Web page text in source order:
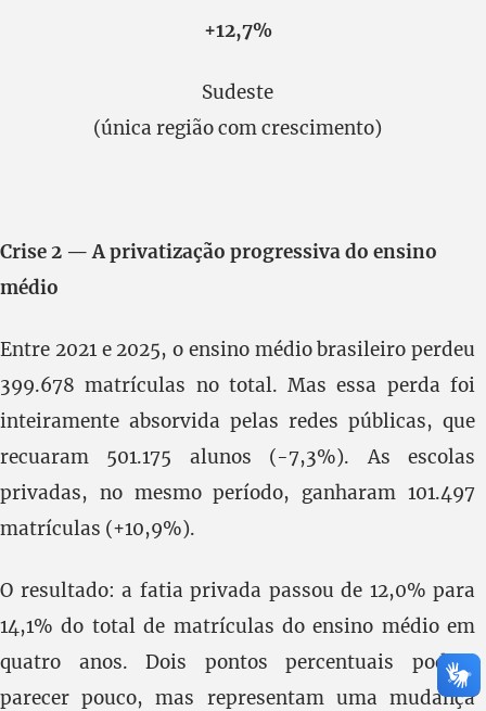
+12,7%
Sudeste
(única região com crescimento)
Crise 2 — A privatização progressiva do ensino
médio
Entre 2021 e 2025, o ensino médio brasileiro perdeu
399.678 matrículas no total. Mas essa perda foi
inteiramente absorvida pelas redes públicas, que
recuaram 501.175 alunos (-7,3%). As escolas
privadas, no mesmo período, ganharam 101.497
matrículas (+10,9%).
O resultado: a fatia privada passou de 12,0% para
14,1% do total de matrículas do ensino médio em
quatro anos. Dois pontos percentuais podem
parecer pouco, mas representam uma mudança